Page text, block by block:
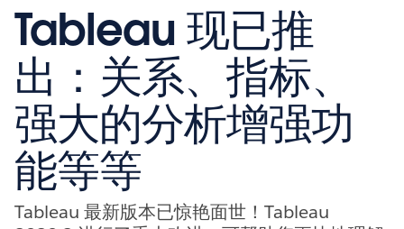
Tableau 现已推
出：关系、指标、
强大的分析增强功
能等等
Tableau 最新版本已惊艳面世！Tableau